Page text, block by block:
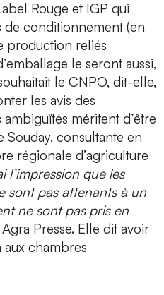
Rouge et IGP qui
de conditionnement (en
production reliés
le seront aussi,
le CNPO, dit-elle,
les avis des
méritent d’être
Souday, consultante en
régionale d’agriculture
l’impression que les
sont pas attenants à un
ne sont pas pris en
Presse. Elle dit avoir
chambres